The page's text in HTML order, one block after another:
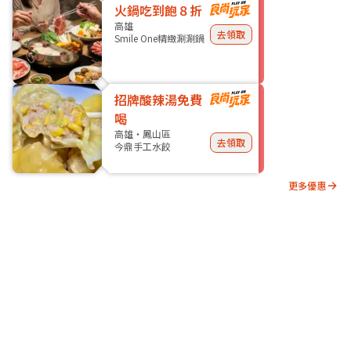
火鍋吃到飽８折
高雄
Smile One精緻涮涮鍋
去領取
招牌酸辣湯免費
喝
高雄・鳳山區
今鼎手工水餃
去領取
更多優惠